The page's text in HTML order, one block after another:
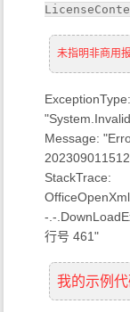
未指明非商用
ExceptionType:
Message:
-.-
行号 461"
我的示例